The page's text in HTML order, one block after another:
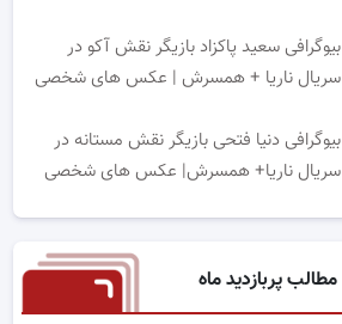
بیوگرافی سعید پاکزاد بازیگر نقش آکو در
سریال ناریا + همسرش | عکس های شخصی
بیوگرافی دنیا فتحی بازیگر نقش مستانه در
سریال ناریا+ همسرش| عکس های شخصی
مطالب پربازدید ماه